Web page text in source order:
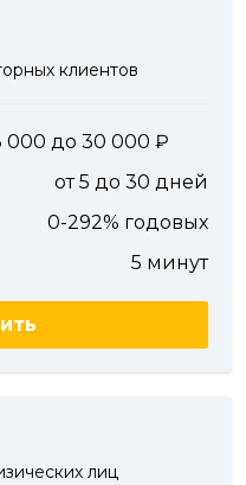
клиентов
000 до 30 000
от 5 до 30 дней
0-292% годовых
5 минут
лиц